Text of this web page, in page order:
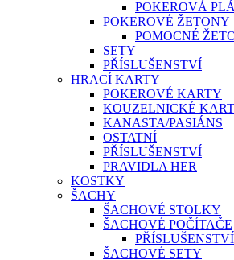
POKEROVÁ
POKEROVÉ ŽETONY
POMOCNÉ
SETY
PŘÍSLUŠENSTVÍ
HRACÍ KARTY
POKEROVÉ KARTY
KOUZELNICKÉ
KANASTA/PASIÁNS
OSTATNÍ
PŘÍSLUŠENSTVÍ
PRAVIDLA HER
KOSTKY
ŠACHY
ŠACHOVÉ STOLKY
ŠACHOVÉ POČÍTAČE
PŘÍSLUŠENSTVÍ
ŠACHOVÉ SETY